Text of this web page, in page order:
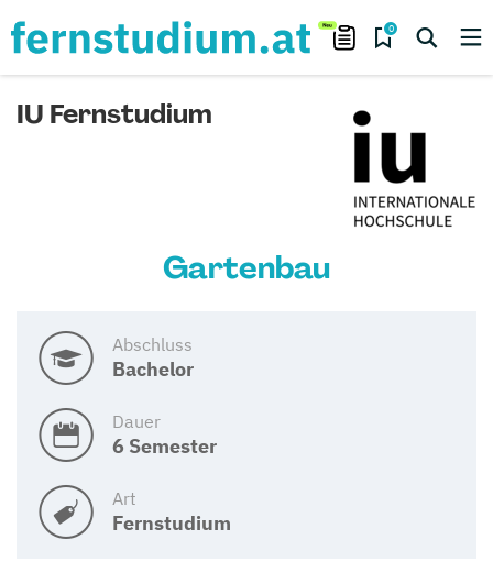
0
IU Fernstudium
Gartenbau
Abschluss
Bachelor
Dauer
6 Semester
Art
Fernstudium